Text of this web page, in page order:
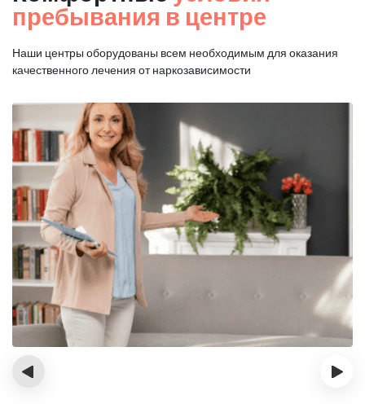
пребывания в центре
Наши центры оборудованы всем необходимым для оказания
качественного лечения от наркозависимости
‹ ›